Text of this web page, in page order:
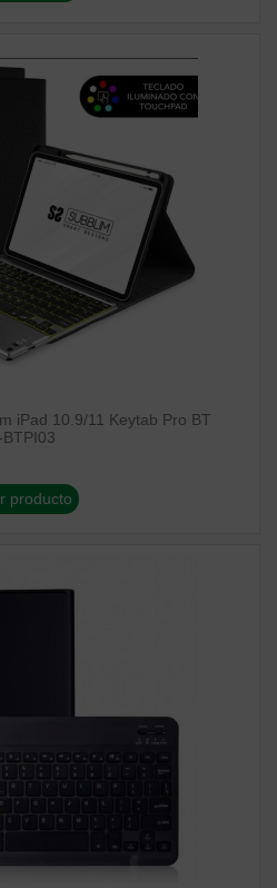
iPad 10.9/11 Keytab Pro BT
producto